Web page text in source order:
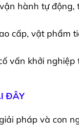
hành tự động,
cấp, vật phẩm
vấn khởi
ĐÂY
pháp và con